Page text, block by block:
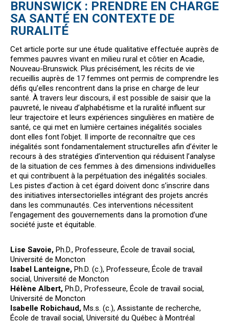
BRUNSWICK : PRENDRE EN CHARGE
SA SANTÉ EN CONTEXTE DE
RURALITÉ
Cet article porte sur une étude qualitative effectuée auprès de
femmes pauvres vivant en milieu rural et côtier en Acadie,
Nouveau-Brunswick. Plus précisément, les récits de vie
recueillis auprès de 17 femmes ont permis de comprendre les
défis qu’elles rencontrent dans la prise en charge de leur
santé. À travers leur discours, il est possible de saisir que la
pauvreté, le niveau d’alphabétisme et la ruralité influent sur
leur trajectoire et leurs expériences singulières en matière de
santé, ce qui met en lumière certaines inégalités sociales
dont elles font l’objet. Il importe de reconnaître que ces
inégalités sont fondamentalement structurelles afin d’éviter le
recours à des stratégies d’intervention qui réduisent l’analyse
de la situation de ces femmes à des dimensions individuelles
et qui contribuent à la perpétuation des inégalités sociales.
Les pistes d’action à cet égard doivent donc s’inscrire dans
des initiatives intersectorielles intégrant des projets ancrés
dans les communautés. Ces interventions nécessitent
l’engagement des gouvernements dans la promotion d’une
société juste et équitable.
Lise Savoie, Ph.D., Professeure, École de travail social,
Université de Moncton
Isabel Lanteigne, Ph.D. (c.), Professeure, École de travail
social, Université de Moncton
Hélène Albert, Ph.D., Professeure, École de travail social,
Université de Moncton
Isabelle Robichaud, Ms.s. (c.), Assistante de recherche,
École de travail social, Université du Québec à Montréal